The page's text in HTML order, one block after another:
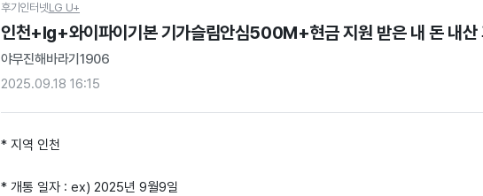
후기 인터넷LG U+
인천+lg+와이파이기본 기가슬림안심500M+현금 지원 받은 내 돈 내산
야무진해바라기1906
2025.09.18 16:15
* 지역 인천
* 개통 일자 : ex) 2025년 9월9일